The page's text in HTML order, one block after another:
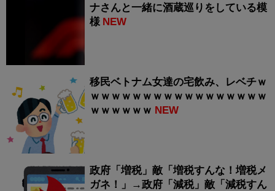
ナさんと一緒に酒蔵巡りをしている模
様 NEW
移民ベトナム女達の宅飲み、レベチｗ
ｗｗｗｗｗｗｗｗｗｗｗｗｗｗｗｗｗ
ｗｗｗｗｗｗ NEW
政府「増税」敵「増税すんな！増税メ
ガネ！」→政府「減税」敵「減税すん